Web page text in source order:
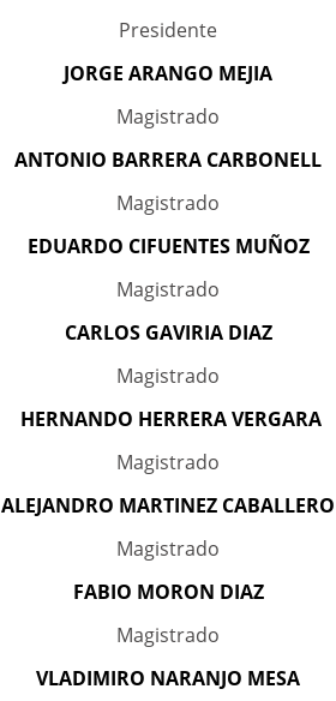
Presidente
JORGE ARANGO MEJIA
Magistrado
ANTONIO BARRERA CARBONELL
Magistrado
EDUARDO CIFUENTES MUÑOZ
Magistrado
CARLOS GAVIRIA DIAZ
Magistrado
HERNANDO HERRERA VERGARA
Magistrado
ALEJANDRO MARTINEZ CABALLERO
Magistrado
FABIO MORON DIAZ
Magistrado
VLADIMIRO NARANJO MESA